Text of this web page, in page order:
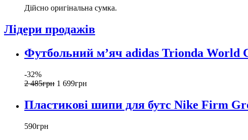
Дійсно оригінальна сумка.
Лідери продажів
Футбольний м’яч adidas Trionda World
-32%
2 485грн 1 699грн
Пластикові шипи для бутс Nike Firm
590грн